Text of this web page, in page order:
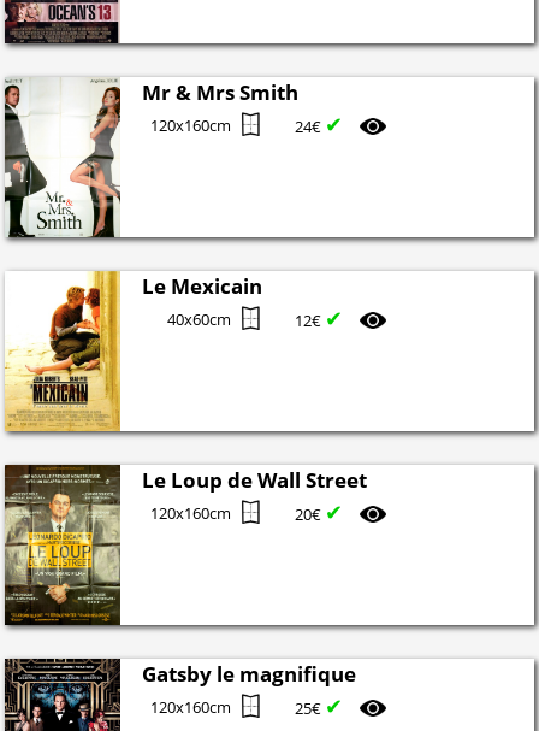
Mr & Mrs Smith
120x160cm 24€ ✔
Le Mexicain
40x60cm 12€ ✔
Le Loup de Wall Street
120x160cm 20€ ✔
Gatsby le magnifique
120x160cm 25€ ✔